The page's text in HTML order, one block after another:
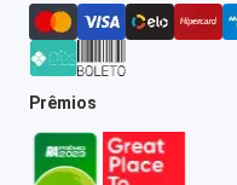
Prêmios